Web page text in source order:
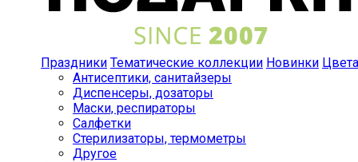
Праздники Тематические коллекции Новинки Цвета
Антисептики, санитайзеры
Диспенсеры, дозаторы
Маски, респираторы
Салфетки
Стерилизаторы, термометры
Другое